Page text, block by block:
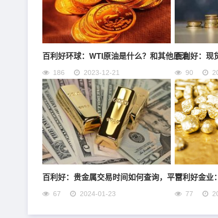
百利好环球：WTI原油是什么？和其他原油
186 2023-12-21
百利好：现
90
百利好：贵金属交易时间如何查询，平常
67 2024-01-23
百利好金业
77